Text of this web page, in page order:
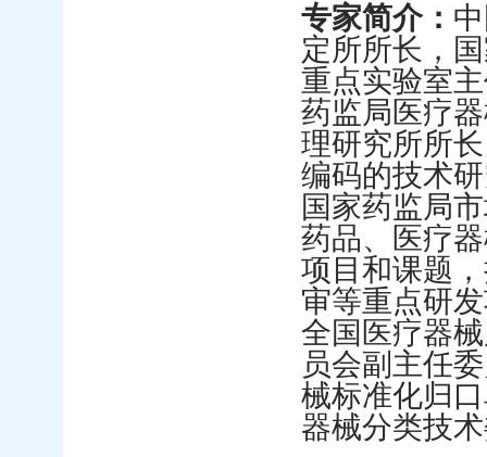
专家简介：
定所所长，
重点实验室
药监局医疗
理研究所所
编码的技术
国家药监局
药品、医疗
项目和课题
审等重点研
全国医疗器
员会副主任
械标准化归
器械分类技